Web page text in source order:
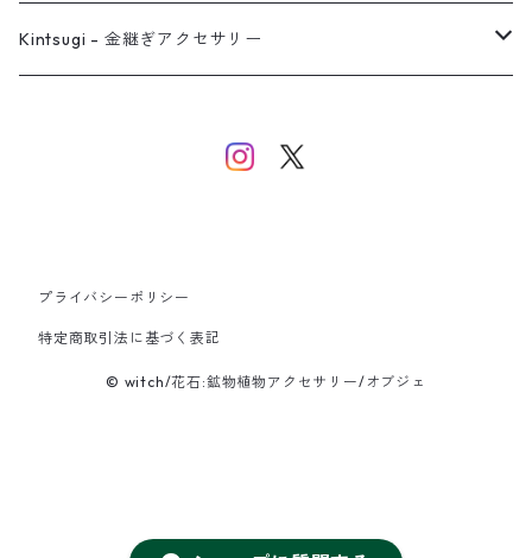
バングル
イヤーカフ
ネックレス
ネックレス
リング
バングル
Kintsugi - 金継ぎアクセサリー
プライバシーポリシー
特定商取引法に基づく表記
© witch/花石:鉱物植物アクセサリー/オブジェ